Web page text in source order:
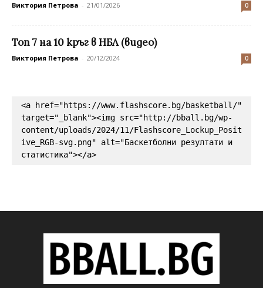
Виктория Петрова - 21/01/2026 0
Топ 7 на 10 кръг в НБЛ (видео)
Виктория Петрова - 20/12/2024 0
<a href="https://www.flashscore.bg/basketball/"
target="_blank"><img src="http://bball.bg/wp-
content/uploads/2024/11/Flashscore_Lockup_Posit
ive_RGB-svg.png" alt="Баскетболни резултати и
статистика"></a>